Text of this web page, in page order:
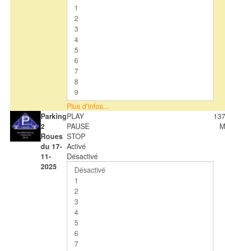
Plus d'infos...
Parking
2
Roues
du 17-
11-
2025
PLAY
PAUSE
STOP
Activé
Désactivé